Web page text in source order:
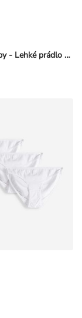
Kalhotky/slipy - Lehké prádlo pro formování postavy - Černá